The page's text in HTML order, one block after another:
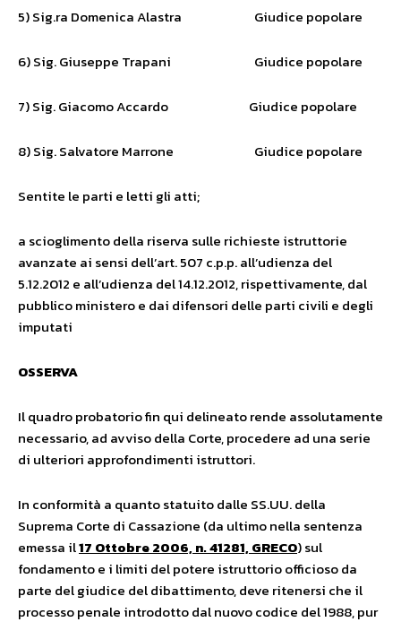
5) Sig.ra Domenica Alastra Giudice popolare
6) Sig. Giuseppe Trapani Giudice popolare
7) Sig. Giacomo Accardo Giudice popolare
8) Sig. Salvatore Marrone Giudice popolare
Sentite le parti e letti gli atti;
a scioglimento della riserva sulle richieste istruttorie
avanzate ai sensi dell’art. 507 c.p.p. all’udienza del
5.12.2012 e all’udienza del 14.12.2012, rispettivamente, dal
pubblico ministero e dai difensori delle parti civili e degli
imputati
OSSERVA
Il quadro probatorio fin qui delineato rende assolutamente
necessario, ad avviso della Corte, procedere ad una serie
di ulteriori approfondimenti istruttori.
In conformità a quanto statuito dalle SS.UU. della
Suprema Corte di Cassazione (da ultimo nella sentenza
emessa il17 Ottobre 2006, n. 41281, GRECO) sul
fondamento e i limiti del potere istruttorio officioso da
parte del giudice del dibattimento, deve ritenersi che il
processo penale introdotto dal nuovo codice del 1988, pur